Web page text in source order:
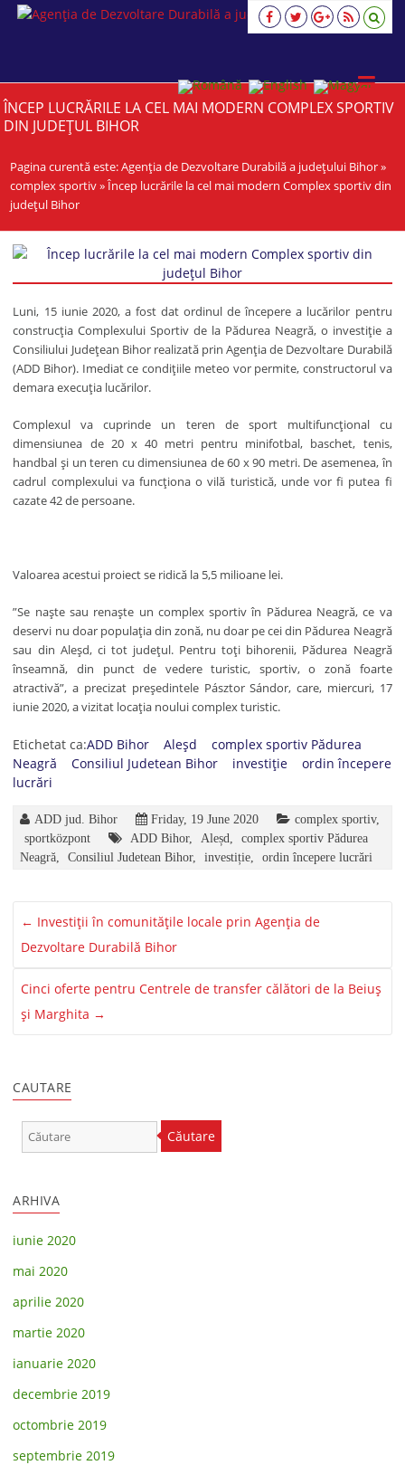
Agenția
județului
Bihor
strategie,
acţiune
ÎNCEP LUCRĂRILE LA CEL MAI MODERN COMPLEX SPORTIV
DIN JUDEȚUL BIHOR
Pagina curentă este:Agenția de Dezvoltare Durabilă a județului Bihor»
complex sportiv»Încep lucrările la cel mai modern Complex sportiv din
județul Bihor
Luni, 15 iunie 2020, a fost dat ordinul de începere a lucărilor pentru
construcția Complexului Sportiv de la Pădurea Neagră, o investiție a
Consiliului Județean Bihor realizată prin Agenţia de Dezvoltare Durabilă
(ADD Bihor). Imediat ce condițiile meteo vor permite, constructorul va
demara execuţia lucărilor.
Complexul va cuprinde un teren de sport multifuncțional cu
dimensiunea de 20 x 40 metri pentru minifotbal, baschet, tenis,
handbal și un teren cu dimensiunea de 60 x 90 metri. De asemenea, în
cadrul complexului va funcționa o vilă turistică, unde vor fi putea fi
cazate 42 de persoane.
Valoarea acestui proiect se ridică la 5,5 milioane lei.
”Se naște sau renaște un complex sportiv în Pădurea Neagră, ce va
deservi nu doar populația din zonă, nu doar pe cei din Pădurea Neagră
sau din Aleșd, ci tot județul. Pentru toți bihorenii, Pădurea Neagră
înseamnă, din punct de vedere turistic, sportiv, o zonă foarte
atractivă”, a precizat preşedintele Pásztor Sándor, care, miercuri, 17
iunie 2020, a vizitat locaţia noului complex turistic.
Etichetat ca:ADD Bihor Aleșd
complex sportiv Pădurea
Neagră
Consiliul Judetean Bihor investiție
ordin începere
lucrări
ADD jud. Bihor Friday, 19 June 2020 complex sportiv,
sportközpont
ADD Bihor, Aleșd
complex sportiv Pădurea
Neagră
Consiliul Judetean Bihor, investiție ordin începere lucrări
← Investiții în comunitățile locale prin Agenția de
Dezvoltare Durabilă Bihor
Cinci oferte pentru Centrele de transfer călători de la Beiuș
și Marghita →
CAUTARE
Căutare
ARHIVA
iunie 2020
mai 2020
aprilie 2020
martie 2020
ianuarie 2020
decembrie 2019
octombrie 2019
septembrie 2019